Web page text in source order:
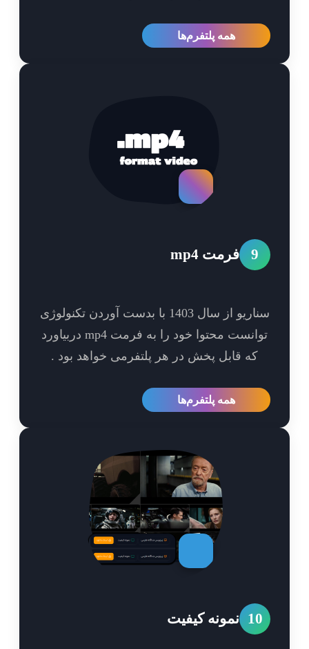
همه پلتفرم‌ها
فرمت mp4
سناریو از سال 1403 با بدست آوردن تکنولوژی
توانست محتوا خود را به فرمت mp4 دربیاورد
که قابل پخش در هر پلتفرمی خواهد بود .
همه پلتفرم‌ها
نمونه کیفیت